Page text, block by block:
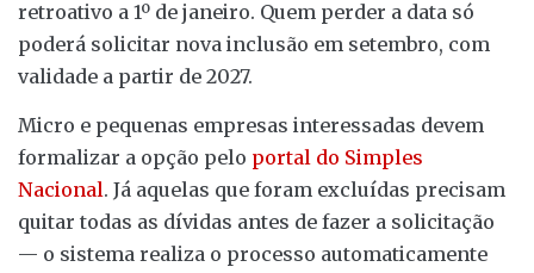
retroativo a 1º de janeiro. Quem perder a data só
poderá solicitar nova inclusão em setembro, com
validade a partir de 2027.
Micro e pequenas empresas interessadas devem
formalizar a opção pelo portal do Simples
Nacional. Já aquelas que foram excluídas precisam
quitar todas as dívidas antes de fazer a solicitação
— o sistema realiza o processo automaticamente